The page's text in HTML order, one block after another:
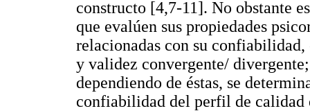
constructo [4,7-11]. No obstante
que evalúen sus propiedades
relacionadas con su
y validez convergente/
dependiendo de éstas, se
confiabilidad del perfil de calidad